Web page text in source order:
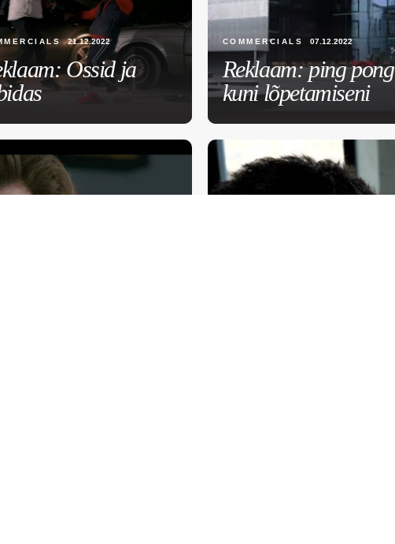
21.12.2022
Ossid ja
COMMERCIALS 07.12.2022
Reklaam: ping pong
kuni lõpetamiseni